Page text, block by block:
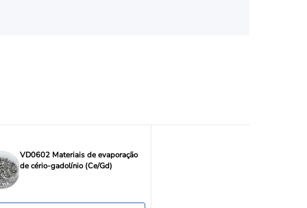
VD0602 Materiais de evaporação
de cério-gadolínio (Ce/Gd)